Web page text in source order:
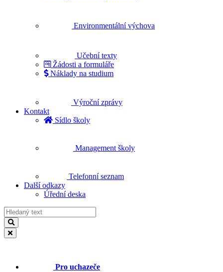
Environmentální výchova
Učební texty
Žádosti a formuláře
Náklady na studium
Výroční zprávy
Kontakt
Sídlo školy
Management školy
Telefonní seznam
Další odkazy
Úřední deska
Pro uchazeče